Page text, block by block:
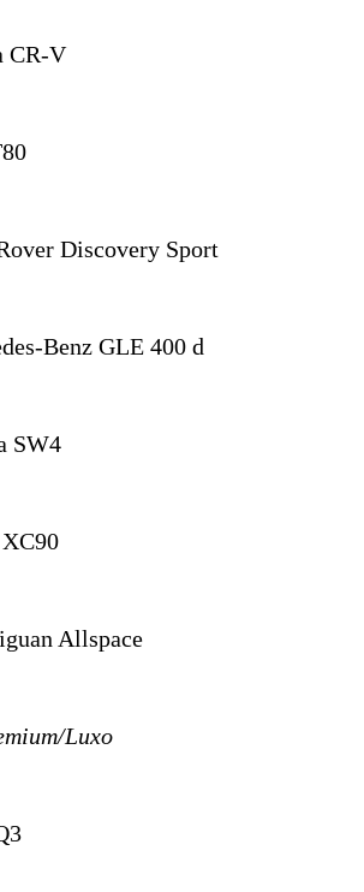
CR-V
Discovery Sport
Benz GLE 400 d
SW4
Allspace
Luxo